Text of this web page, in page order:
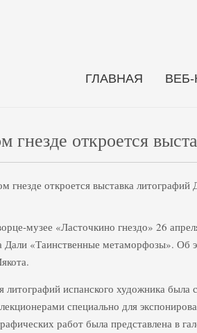
ГЛАВНАЯ
гнезде откроется
музее «Ласточкино гнездо» 26
Дали «Таинственные метаморфозы». Об
литографий испанского художника
специально для
работ была представлена в